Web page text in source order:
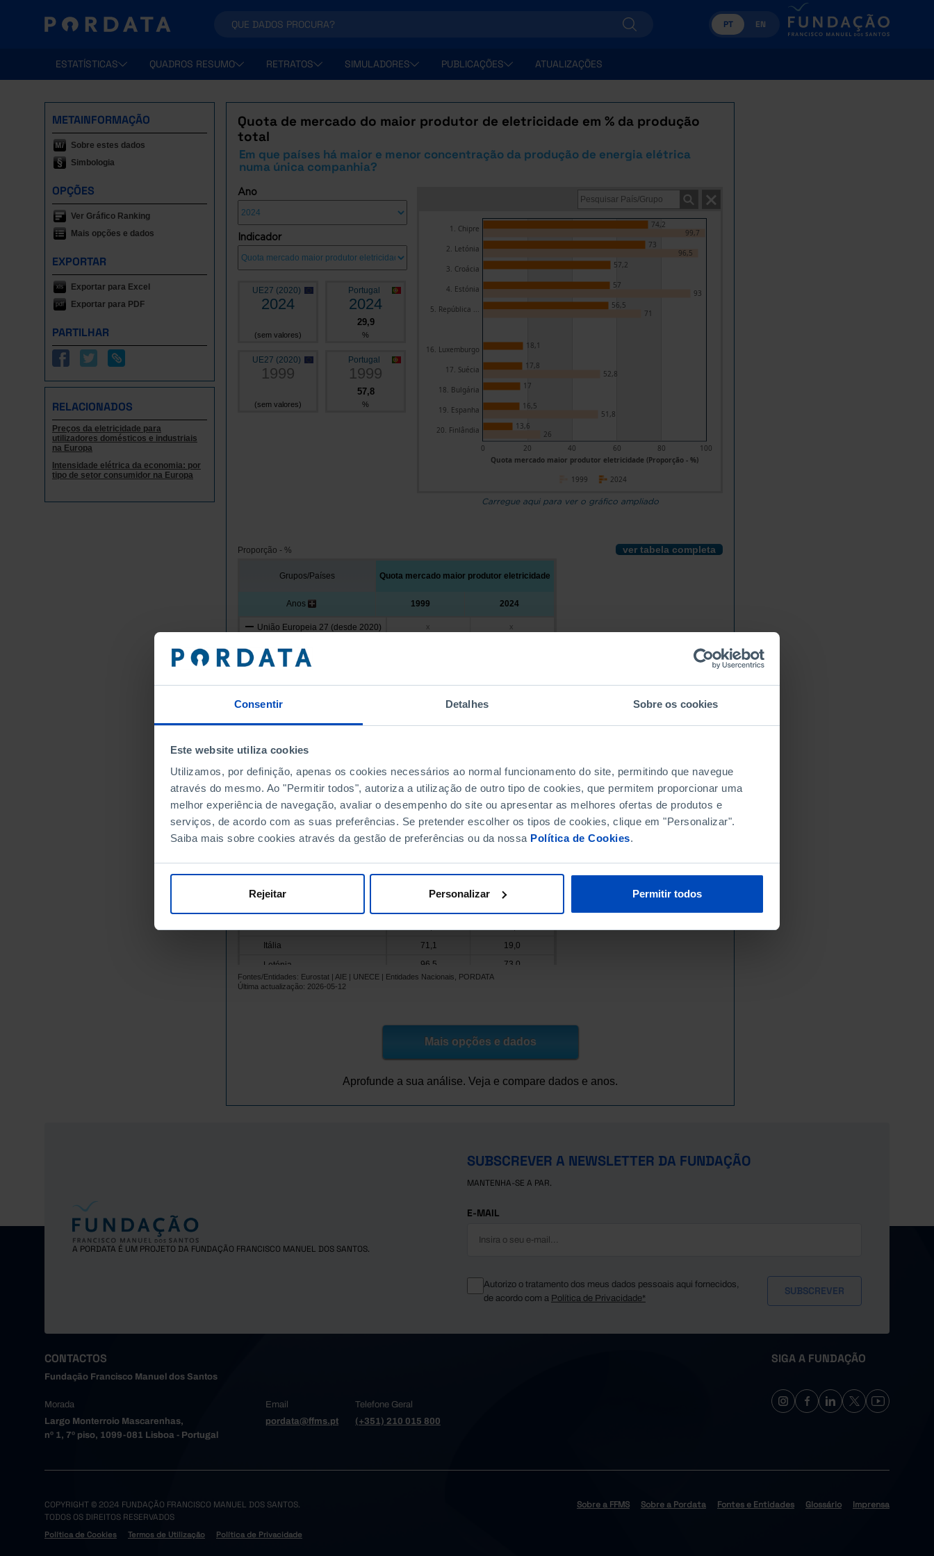
Consentir Detalhes Sobre os cookies
Este website utiliza cookies
Utilizamos, por definição, apenas os cookies necessários ao normal funcionamento do site, permitindo que navegue
através do mesmo. Ao "Permitir todos", autoriza a utilização de outro tipo de cookies, que permitem proporcionar uma
melhor experiência de navegação, avaliar o desempenho do site ou apresentar as melhores ofertas de produtos e
serviços, de acordo com as suas preferências. Se pretender escolher os tipos de cookies, clique em "Personalizar".
Saiba mais sobre cookies através da gestão de preferências ou da nossa Política de Cookies.
Rejeitar Personalizar Permitir todos
PT EN
ESTATÍSTICAS QUADROS RESUMO RETRATOS SIMULADORES PUBLICAÇÕES ATUALIZAÇÕES
METAINFORMAÇÃO
Sobre estes dados
Simbologia
OPÇÕES
Ver Gráfico Ranking
Mais opções e dados
EXPORTAR
Exportar para Excel
Exportar para PDF
PARTILHAR
RELACIONADOS
Preços da eletricidade para
utilizadores domésticos e industriais
na Europa
Intensidade elétrica da economia: por
tipo de setor consumidor na Europa
Quota de mercado do maior produtor de eletricidade em % da produção
total
Em que países há maior e menor concentração da produção de energia elétrica
numa única companhia?
Ano
Indicador
UE27 (2020)
2024
(sem valores)
Portugal
2024
29,9
%
UE27 (2020)
1999
(sem valores)
Portugal
1999
57,8
%
Quota mercado maior produtor eletricidade (Proporção - %)
0 20 40 60 80 100
1. Chipre
2. Letónia
3. Croácia
4. Estónia
5. República ...
16. Luxemburgo
17. Suécia
18. Bulgária
19. Espanha
20. Finlândia
74,2
73
57,2
57
56,5
18,1
17,8
17
16,5
13,6
99,7
96,5
93
71
52,8
51,8
26
2024
1999
Carregue aqui para ver o gráfico ampliado
Proporção - % ver tabela completa
Grupos/Países Quota mercado maior produtor eletricidade
Anos 1999 2024
União Europeia 27 (desde 2020) x x
Áustria
Bélgica 92,3
33,5
Bulgária
Eslováquia 83,6 x
54,0
Estónia
93,0
Grécia
98,0
Irlanda
Itália
71,1
19,0
Letónia
96,5
73,0
Lituânia
x x
20,8 x
57,8
29,9
Fontes/Entidades: Eurostat | AIE | UNECE | Entidades Nacionais, PORDATA
Última actualização: 2026-05-12
Mais opções e dados
Aprofunde a sua análise. Veja e compare dados e anos.
A PORDATA É UM PROJETO DA FUNDAÇÃO FRANCISCO MANUEL DOS SANTOS.
SUBSCREVER A NEWSLETTER DA FUNDAÇÃO
MANTENHA-SE A PAR.
E-MAIL
Autorizo o tratamento dos meus dados pessoais aqui fornecidos,
de acordo com a Política de Privacidade*
CONTACTOS
Fundação Francisco Manuel dos Santos
Morada
Largo Monterroio Mascarenhas,
nº 1, 7º piso, 1099-081 Lisboa - Portugal
Email
pordata@ffms.pt
Telefone Geral
(+351) 210 015 800
SIGA A FUNDAÇÃO
COPYRIGHT © 2024 FUNDAÇÃO FRANCISCO MANUEL DOS SANTOS.
TODOS OS DIREITOS RESERVADOS
Política de Cookies Termos de Utilização Política de Privacidade
Sobre a FFMS Sobre a Pordata Fontes e Entidades Glossário Imprensa